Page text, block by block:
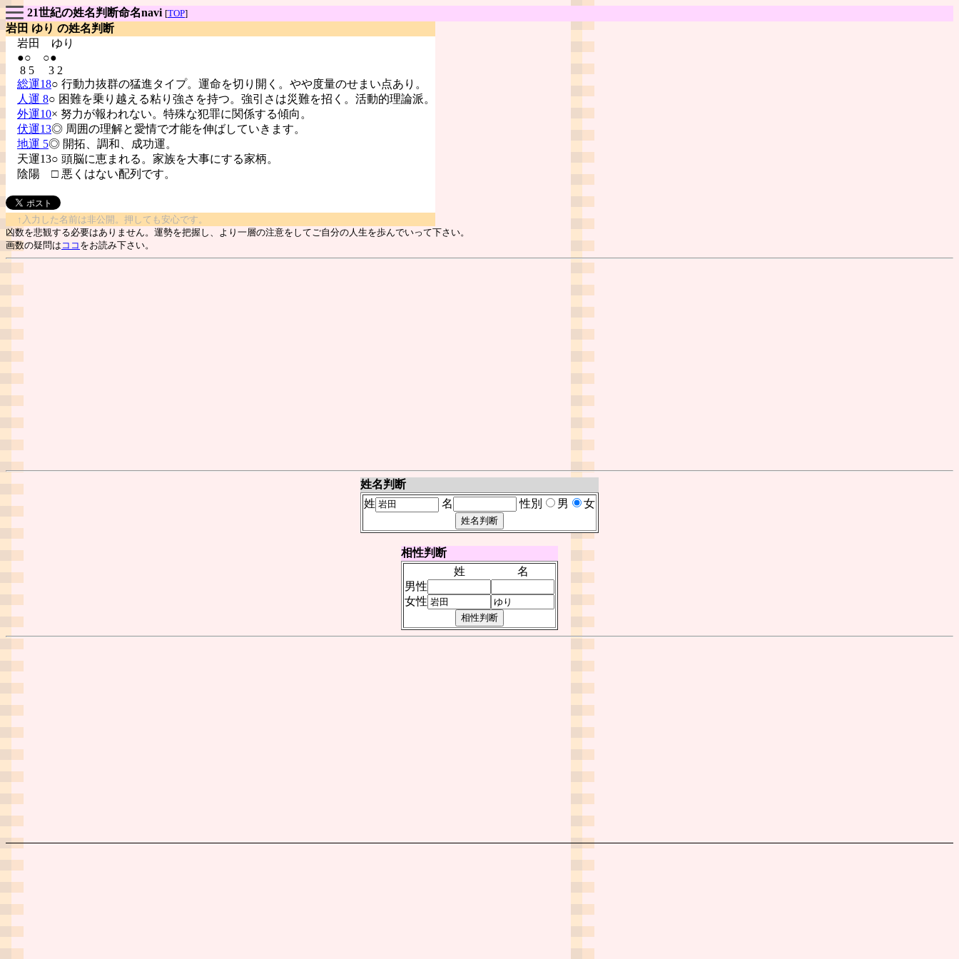
21世紀の姓名判断命名navi [TOP]
岩田 ゆり の姓名判断
岩田 ゆり
●○ ○●
8 5 3 2
総運18○ 行動力抜群の猛進タイプ。運命を切り開く。やや度量のせまい点あり。
人運 8○ 困難を乗り越える粘り強さを持つ。強引さは災難を招く。活動的理論派。
外運10× 努力が報われない。特殊な犯罪に関係する傾向。
伏運13◎ 周囲の理解と愛情で才能を伸ばしていきます。
地運 5◎ 開拓、調和、成功運。
天運13○ 頭脳に恵まれる。家族を大事にする家柄。
陰陽 □ 悪くはない配列です。
↑入力した名前は非公開。押しても安心です。
凶数を悲観する必要はありません。運勢を把握し、より一層の注意をしてご自分の人生を歩んでいって下さい。
画数の疑問は ココ をお読み下さい。
姓名判断
姓
名 性別 男 女
相性判断
姓
名
男性
女性